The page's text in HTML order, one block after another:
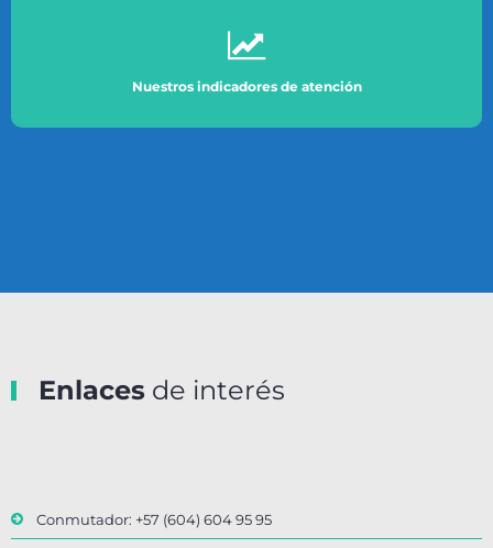
Nuestros indicadores de atención
Enlaces de interés
Conmutador: +57 (604) 604 95 95